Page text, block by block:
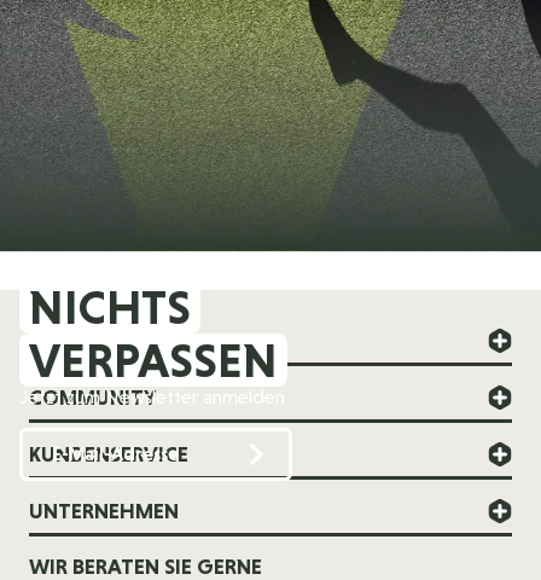
NICHTS
VERPASSEN
Jetzt zum Newsletter anmelden
FOREVER YOUNG
COMMUNITY
KUNDENSERVICE
UNTERNEHMEN
WIR BERATEN SIE GERNE